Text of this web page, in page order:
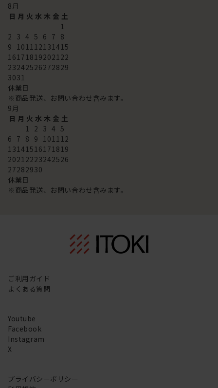
8 月
日 月 火 水 木 金 土
1
2 3 4 5 6 7 8
9
10 11 12 13 14 15
16 17 18 192021 22
23242526272829
3031
休業日
※商品発送、お問い合わせ含みます。
9 月
日 月 火 水 木 金 土
1
2 3 4 5
6 7 8 9 10 11 12
13 14 15 16 17 18 19
2021 2223242526
27282930
休業日
※商品発送、お問い合わせ含みます。
ご利用ガイド
よくある質問
Youtube
Facebook
Instagram
X
プライバシーポリシー